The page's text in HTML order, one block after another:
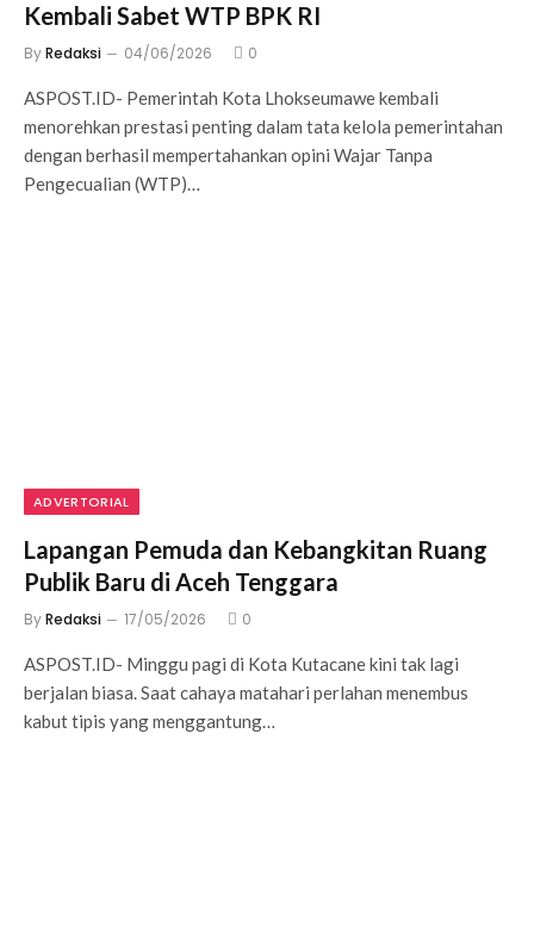
Kembali Sabet WTP BPK RI
ByRedaksi 04/06/2026 0
ASPOST.ID- Pemerintah Kota Lhokseumawe kembali
menorehkan prestasi penting dalam tata kelola pemerintahan
dengan berhasil mempertahankan opini Wajar Tanpa
Pengecualian (WTP)…
ADVERTORIAL
Lapangan Pemuda dan Kebangkitan Ruang
Publik Baru di Aceh Tenggara
ByRedaksi 17/05/2026 0
ASPOST.ID- Minggu pagi di Kota Kutacane kini tak lagi
berjalan biasa. Saat cahaya matahari perlahan menembus
kabut tipis yang menggantung…